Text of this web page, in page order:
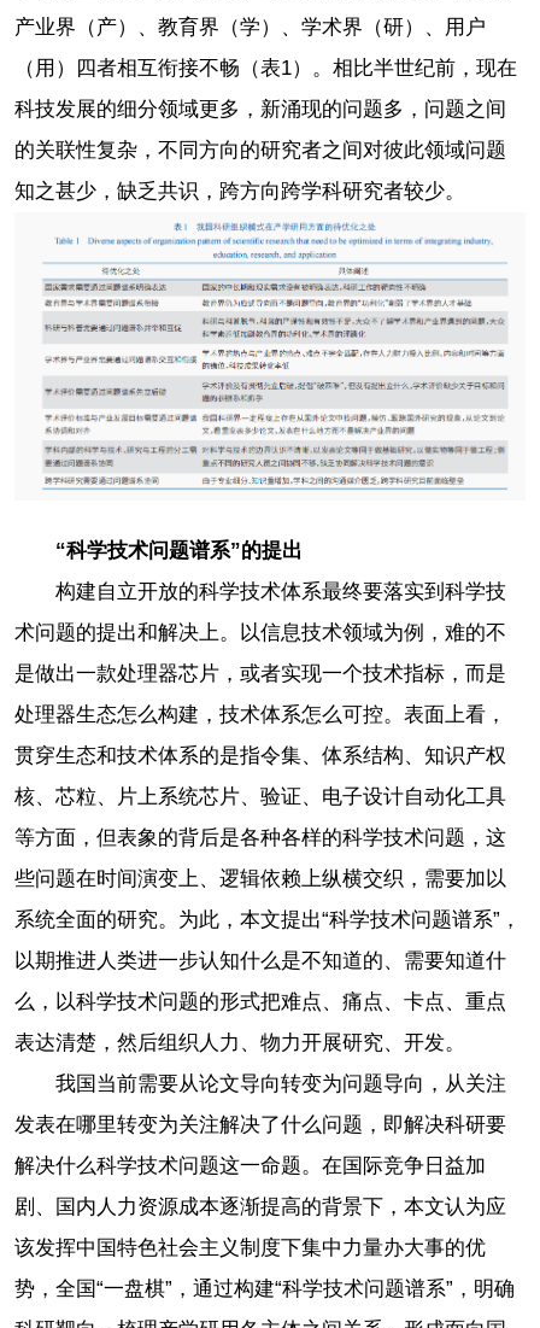
产业界（产）、教育界（学）、学术界（研）、用户
（用）四者相互衔接不畅（表1）。相比半世纪前，现在
科技发展的细分领域更多，新涌现的问题多，问题之间
的关联性复杂，不同方向的研究者之间对彼此领域问题
知之甚少，缺乏共识，跨方向跨学科研究者较少。
“科学技术问题谱系”的提出
构建自立开放的科学技术体系最终要落实到科学技
术问题的提出和解决上。以信息技术领域为例，难的不
是做出一款处理器芯片，或者实现一个技术指标，而是
处理器生态怎么构建，技术体系怎么可控。表面上看，
贯穿生态和技术体系的是指令集、体系结构、知识产权
核、芯粒、片上系统芯片、验证、电子设计自动化工具
等方面，但表象的背后是各种各样的科学技术问题，这
些问题在时间演变上、逻辑依赖上纵横交织，需要加以
系统全面的研究。为此，本文提出“科学技术问题谱系”，
以期推进人类进一步认知什么是不知道的、需要知道什
么，以科学技术问题的形式把难点、痛点、卡点、重点
表达清楚，然后组织人力、物力开展研究、开发。
我国当前需要从论文导向转变为问题导向，从关注
发表在哪里转变为关注解决了什么问题，即解决科研要
解决什么科学技术问题这一命题。在国际竞争日益加
剧、国内人力资源成本逐渐提高的背景下，本文认为应
该发挥中国特色社会主义制度下集中力量办大事的优
势，全国“一盘棋”，通过构建“科学技术问题谱系”，明确